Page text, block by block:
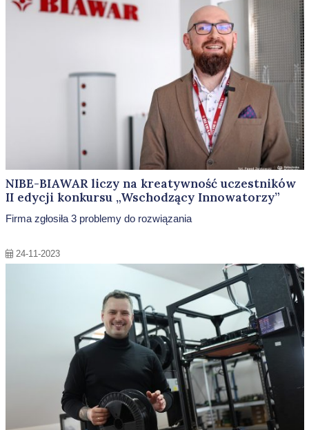
NIBE-BIAWAR liczy na kreatywność uczestników
II edycji konkursu „Wschodzący Innowatorzy”
Firma zgłosiła 3 problemy do rozwiązania
24-11-2023